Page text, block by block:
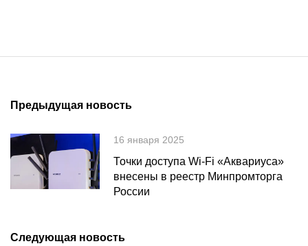
безопасность в выключенном состоянии. Система
производства Aquarius.
Предыдущая новость
16 января 2025
Точки доступа Wi-Fi «Аквариуса»
внесены в реестр Минпромторга
России
Следующая новость